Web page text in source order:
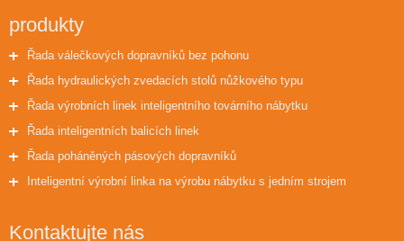
produkty
Řada válečkových dopravníků bez pohonu
Řada hydraulických zvedacích stolů nůžkového typu
Řada výrobních linek inteligentního továrního nábytku
Řada inteligentních balicích linek
Řada poháněných pásových dopravníků
Inteligentní výrobní linka na výrobu nábytku s jedním strojem
Kontaktujte nás